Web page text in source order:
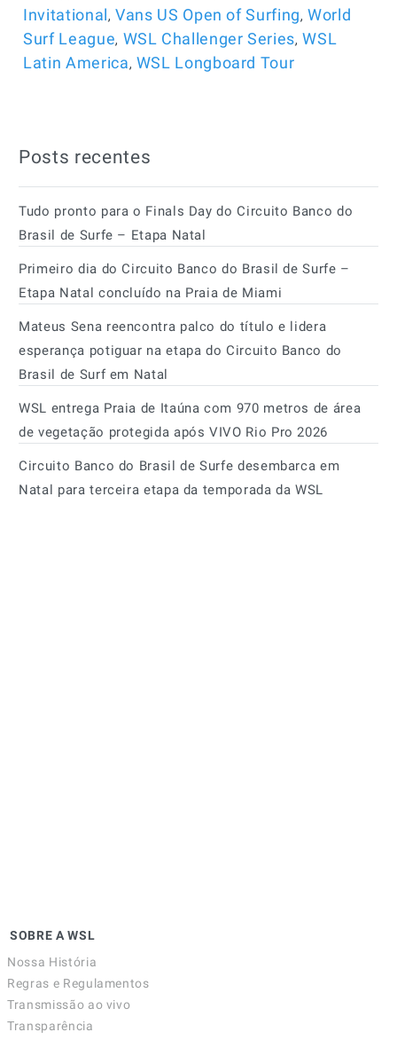
Invitational,Vans US Open of Surfing,World
Surf League, WSL Challenger Series,WSL
Latin America, WSL Longboard Tour
Posts recentes
Tudo pronto para o Finals Day do Circuito Banco do
Brasil de Surfe – Etapa Natal
Primeiro dia do Circuito Banco do Brasil de Surfe –
Etapa Natal concluído na Praia de Miami
Mateus Sena reencontra palco do título e lidera
esperança potiguar na etapa do Circuito Banco do
Brasil de Surf em Natal
WSL entrega Praia de Itaúna com 970 metros de área
de vegetação protegida após VIVO Rio Pro 2026
Circuito Banco do Brasil de Surfe desembarca em
Natal para terceira etapa da temporada da WSL
SOBRE A WSL
Nossa História
Regras e Regulamentos
Transmissão ao vivo
Transparência